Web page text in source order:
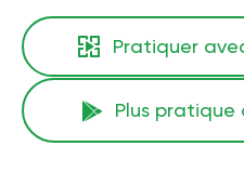
Pratiquer
Plus